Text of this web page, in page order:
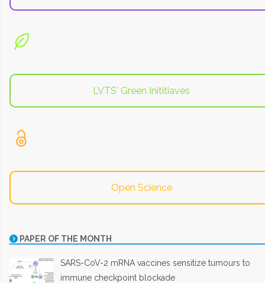
LVTS' Green Inititiaves
Open Science
PAPER OF THE MONTH
SARS-CoV-2 mRNA vaccines sensitize tumours to
immune checkpoint blockade